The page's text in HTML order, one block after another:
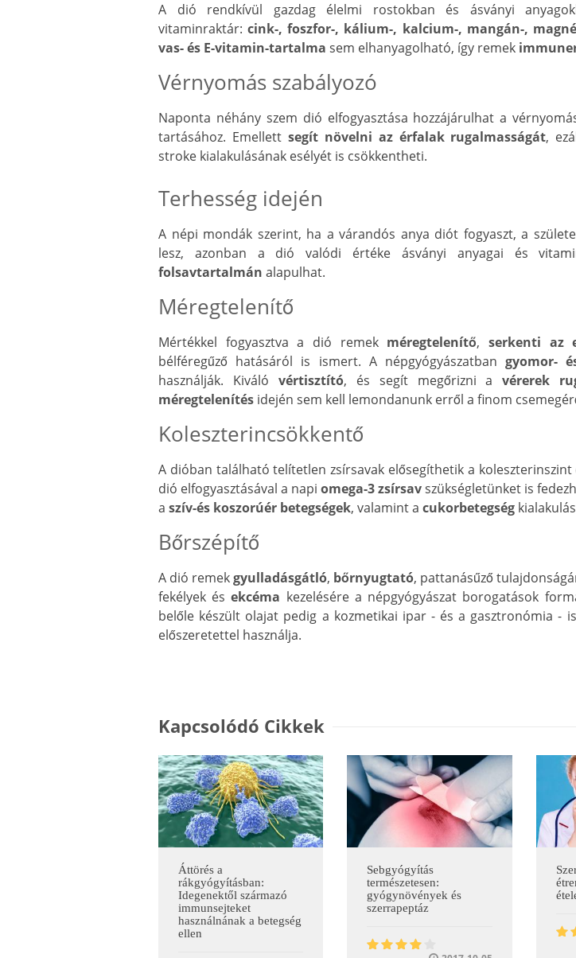
A dió rendkívül gazdag élelmi rostokban és ásványi
vitaminraktár:cink-, foszfor-, kálium-, kalcium-, mangán-,
vas- és E-vitamin-tartalma sem elhanyagolható, így remek
Vérnyomás szabályozó
Naponta néhány szem dió elfogyasztása hozzájárulhat a
tartásához. Emellett segít növelni az érfalak rugalmasságát,
stroke kialakulásának esélyét is csökkentheti.
Terhesség idején
A népi mondák szerint, ha a várandós anya diót fogyaszt, a
lesz, azonban a dió valódi értéke ásványi anyagai és
folsavtartalmán alapulhat.
Méregtelenítő
Mértékkel fogyasztva a dió remek méregtelenítő,serkenti az
bélféregűző hatásáról is ismert. A népgyógyászatbangyomor-
használják. Kiváló vértisztító, és segít megőrizni avérerek
méregtelenítés idején sem kell lemondanunk erről a finom
Koleszterincsökkentő
A dióban található telítetlen zsírsavak elősegíthetik a koleszterinszint
dió elfogyasztásával a napi omega-3 zsírsavszükségletünket is
a szív-és koszorúér betegségek, valamint a cukorbetegség
Bőrszépítő
A dió remekgyulladásgátló, bőrnyugtató, pattanásűző
fekélyek ésekcéma kezelésére a népgyógyászat borogatások
belőle készült olajat pedig a kozmetikai ipar - és a gasztronómia -
előszeretettel használja.
Kapcsolódó Cikkek
Áttörés a
rákgyógyításban:
Idegenektől származó
immunsejteket
használnának a betegség
ellen
Sebgyógyítás
természetesen:
gyógynövények és
szerrapeptáz